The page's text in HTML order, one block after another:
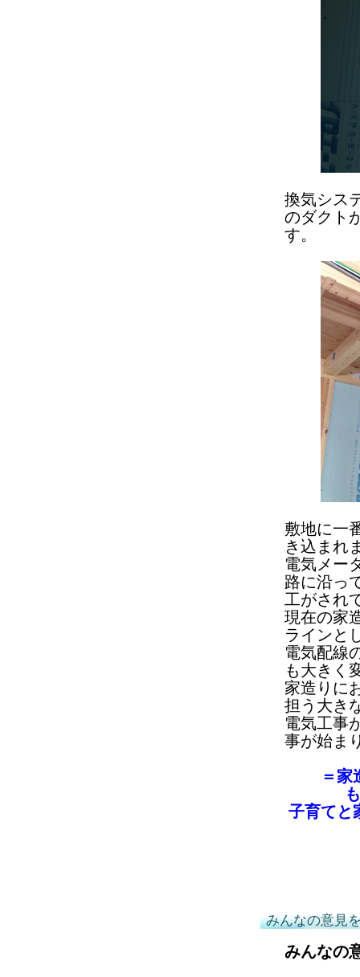
換気シス
のダクト
す。
敷地に一
き込まれ
電気メー
路に沿っ
工がされ
現在の家
ラインと
電気配線
も大きく
家造りに
担う大き
電気工事
事が始ま
＝家
子育てと
みんなの意見
みんなの